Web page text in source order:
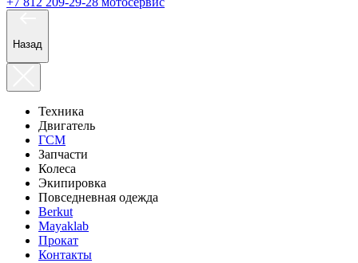
Назад
Техника
Двигатель
ГСМ
Запчасти
Колеса
Экипировка
Повседневная одежда
Berkut
Mayaklab
Прокат
Контакты